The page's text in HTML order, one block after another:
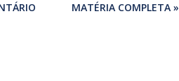
MATÉRIA COMPLETA »